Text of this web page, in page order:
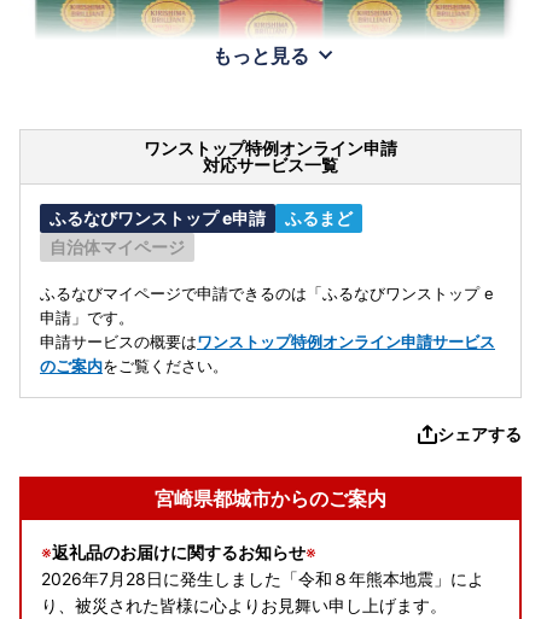
もっと見る
ワンストップ特例オンライン申請
対応サービス一覧
ふるなびワンストップ e申請
ふるまど
自治体マイページ
ふるなびマイページで申請できるのは「ふるなびワンストップ e
申請」です。
申請サービスの概要はワンストップ特例オンライン申請サービス
のご案内をご覧ください。
シェアする
宮崎県都城市からのご案内
※返礼品のお届けに関するお知らせ※
2026年7月28日に発生しました「令和８年熊本地震」によ
り、被災された皆様に心よりお見舞い申し上げます。